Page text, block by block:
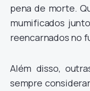
pena de morte.
mumificados
reencarnados no
Além disso,
sempre